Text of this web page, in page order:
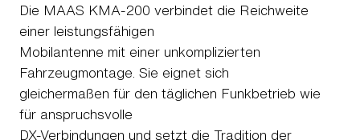
Die MAAS KMA-200 verbindet die Reichweite
einer leistungsfähigen
Mobilantenne mit einer unkomplizierten
Fahrzeugmontage. Sie eignet sich
gleichermaßen für den täglichen Funkbetrieb wie
für anspruchsvolle
DX-Verbindungen und setzt die Tradition der